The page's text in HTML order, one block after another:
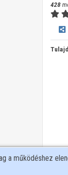
428
a működéshez